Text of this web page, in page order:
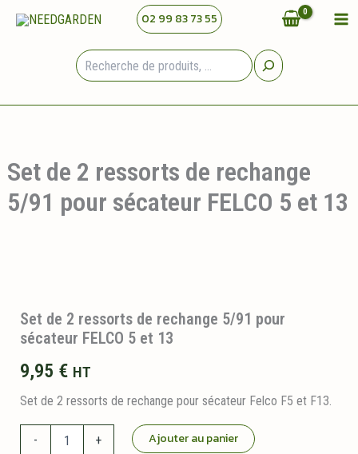
02 99 83 73 55
Set de 2 ressorts de rechange
5/91 pour sécateur FELCO 5 et 13
Set de 2 ressorts de rechange 5/91 pour
sécateur FELCO 5 et 13
9,95 € HT
Set de 2 ressorts de rechange pour sécateur Felco F5 et F13.
- + Ajouter au panier